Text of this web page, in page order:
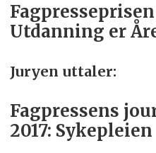
Fagpresseprisen
Utdanning er
Juryen uttaler:
Fagpressens
2017: Sykepleien